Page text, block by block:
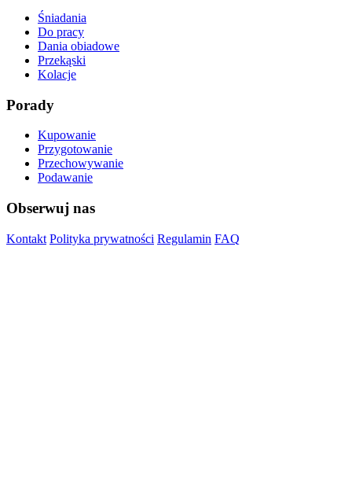
Śniadania
Do pracy
Dania obiadowe
Przekąski
Kolacje
Porady
Kupowanie
Przygotowanie
Przechowywanie
Podawanie
Obserwuj nas
Kontakt Polityka prywatności Regulamin FAQ